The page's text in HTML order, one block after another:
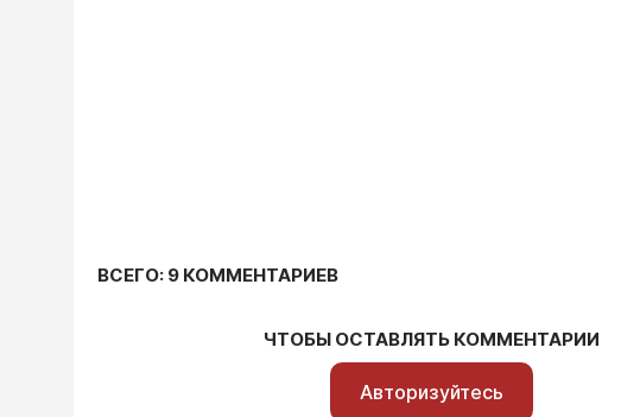
ВСЕГО: 9 КОММЕНТАРИЕВ
ЧТОБЫ ОСТАВЛЯТЬ КОММЕНТАРИИ
Авторизуйтесь